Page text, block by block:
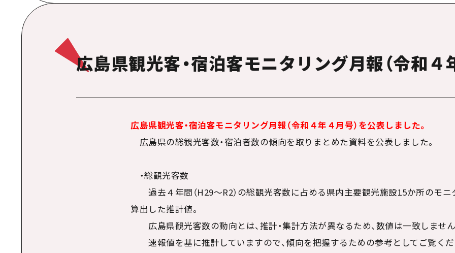
広島県観光客・宿泊客モニタリング月報（令和４
広島県観光客・宿泊客モニタリング月報（令和４年４月号）を公表しました。
広島県の総観光客数・宿泊者数の傾向を取りまとめた資料を公表しました。
・総観光客数
過去４年間（H29～R2）の総観光客数に占める県内主要観光施設15か所のモニ
算出した推計値。
広島県観光客数の動向とは、推計・集計方法が異なるため、数値は一致しません
速報値を基に推計していますので、傾向を把握するための参考としてご覧くだ